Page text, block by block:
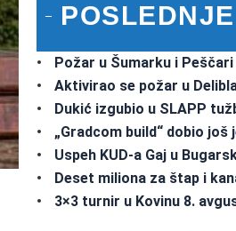
Požar u Šumarku i
Aktivirao se požar u
Dukić izgubio u SLAPP
„Gradcom build“ dobio
Uspeh KUD-a Gaj u
Deset miliona za štap i
3×3 turnir u Kovinu 8.